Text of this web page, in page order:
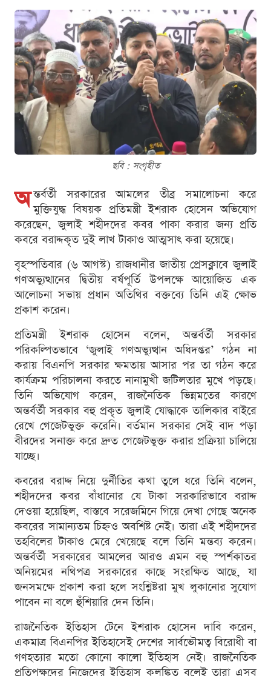
ছবি : সংগৃহীত
অ ন্তর্বর্তী সরকারের আমলের তীব্র সমালোচনা করে
মুক্তিযুদ্ধ বিষয়ক প্রতিমন্ত্রী ইশরাক হোসেন অভিযোগ
করেছেন, জুলাই শহীদদের কবর পাকা করার জন্য প্রতি
কবরে বরাদ্দকৃত দুই লাখ টাকাও আত্মসাৎ করা হয়েছে।
বৃহস্পতিবার (৬ আগস্ট) রাজধানীর জাতীয় প্রেসক্লাবে জুলাই
গণঅভ্যুত্থানের দ্বিতীয় বর্ষপূর্তি উপলক্ষে আয়োজিত এক
আলোচনা সভায় প্রধান অতিথির বক্তব্যে তিনি এই ক্ষোভ
প্রকাশ করেন।
প্রতিমন্ত্রী ইশরাক হোসেন বলেন, অন্তর্বর্তী সরকার
পরিকল্পিতভাবে ‘জুলাই গণঅভ্যুত্থান অধিদপ্তর’ গঠন না
করায় বিএনপি সরকার ক্ষমতায় আসার পর তা গঠন করে
কার্যক্রম পরিচালনা করতে নানামুখী জটিলতার মুখে পড়ছে।
তিনি অভিযোগ করেন, রাজনৈতিক ভিন্নমতের কারণে
অন্তর্বর্তী সরকার বহু প্রকৃত জুলাই যোদ্ধাকে তালিকার বাইরে
রেখে গেজেটভুক্ত করেনি। বর্তমান সরকার সেই বাদ পড়া
বীরদের সনাক্ত করে দ্রুত গেজেটভুক্ত করার প্রক্রিয়া চালিয়ে
যাচ্ছে।
কবরের বরাদ্দ নিয়ে দুর্নীতির কথা তুলে ধরে তিনি বলেন,
শহীদদের কবর বাঁধানোর যে টাকা সরকারিভাবে বরাদ্দ
দেওয়া হয়েছিল, বাস্তবে সরেজমিনে গিয়ে দেখা গেছে অনেক
কবরের সামান্যতম চিহ্নও অবশিষ্ট নেই। তারা এই শহীদদের
তহবিলের টাকাও মেরে খেয়েছে বলে তিনি মন্তব্য করেন।
অন্তর্বর্তী সরকারের আমলের আরও এমন বহু স্পর্শকাতর
অনিয়মের নথিপত্র সরকারের কাছে সংরক্ষিত আছে, যা
জনসমক্ষে প্রকাশ করা হলে সংশ্লিষ্টরা মুখ লুকানোর সুযোগ
পাবেন না বলে হুঁশিয়ারি দেন তিনি।
রাজনৈতিক ইতিহাস টেনে ইশরাক হোসেন দাবি করেন,
একমাত্র বিএনপির ইতিহাসেই দেশের সার্বভৌমত্ব বিরোধী বা
গণহত্যার মতো কোনো কালো ইতিহাস নেই। রাজনৈতিক
প্রতিপক্ষদের নিজেদের ইতিহাস কলঙ্কিত বলেই তারা এসব